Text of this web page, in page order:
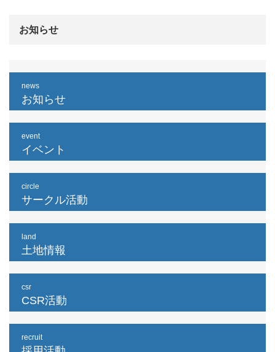
お知らせ
news
お知らせ
event
イベント
circle
サークル活動
land
土地情報
csr
CSR活動
recruit